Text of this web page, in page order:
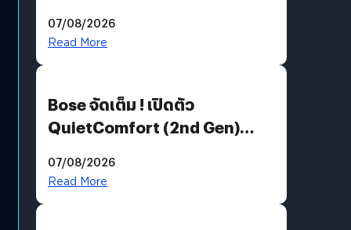
มีภาษาไทยด้วย
07/08/2026
Read More
Bose จัดเต็ม ! เปิดตัว
QuietComfort (2nd Gen)
07/08/2026
Read More